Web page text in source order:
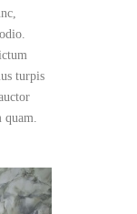
turpis